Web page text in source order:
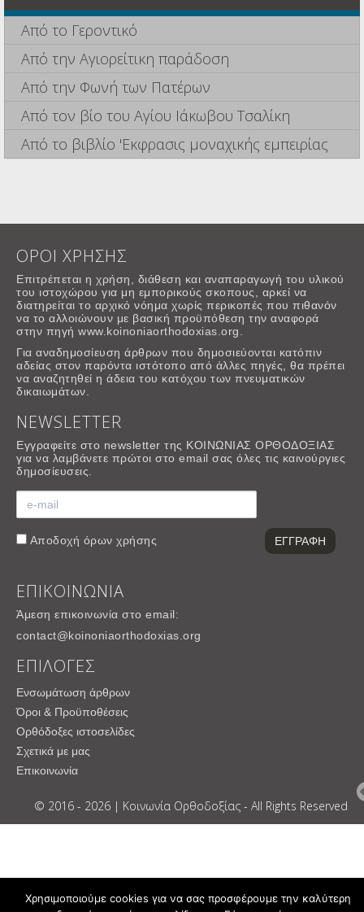
Από το Γεροντικό
Από την Αγιορείτικη παράδοση
Από την Φωνή των Πατέρων
Από τον βίο του Αγίου Ιάκωβου Τσαλίκη
Από το βιβλίο 'Εκφρασις μοναχικής εμπειρίας
ΟΡΟΙ ΧΡΗΣΗΣ
Επιτρέπεται η χρήση, διάθεση και αναπαραγωγή του υλικού
του ιστοχώρου για μη εμπορικούς σκοπους, αρκεί να
διατηρείται το αρχικό νόημα χωρίς περικοπές που πιθανόν
να το αλλοιώνουν με βασική προϋπόθεση την αναφορά
στην πηγή www.koinoniaorthodoxias.org.
Για αναδημοσίευση άρθρων που δημοσιεύονται κατόπιν
αδείας στον παρόντα ιστότοπο από άλλες πηγές, θα πρέπει
να αναζητηθεί η άδεια του κατόχου των πνευματικών
δικαιωμάτων.
NEWSLETTER
Εγγραφείτε στο newsletter της ΚΟΙΝΩΝΙΑΣ ΟΡΘΟΔΟΞΙΑΣ
για να λαμβάνετε πρώτοι στο email σας όλες τις καινούργιες
δημοσίευσεις.
Αποδοχή όρων χρήσης
ΕΠΙΚΟΙΝΩΝΙΑ
Άμεση επικοινωνία στο email:
contact@koinoniaorthodoxias.org
ΕΠΙΛΟΓΕΣ
Ενσωμάτωση άρθρων
Όροι & Προϋποθέσεις
Ορθόδοξες ιστοσελίδες
Σχετικά με μας
Επικοινωνία
© 2016 - 2026 | Κοινωνία Ορθοδοξίας - All Rights Reserved
Χρησιμοποιούμε cookies για να σας προσφέρουμε την καλύτερη